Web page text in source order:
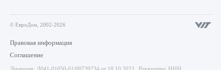
© ЕвроДон, 2002-2026
Правовая информация
Соглашение